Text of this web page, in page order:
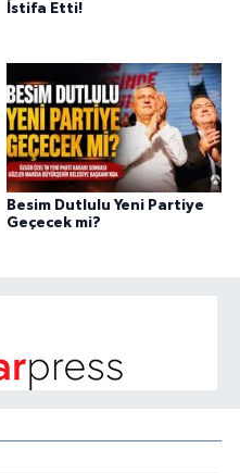
İstifa Etti!
Besim Dutlulu Yeni Partiye
Geçecek mi?